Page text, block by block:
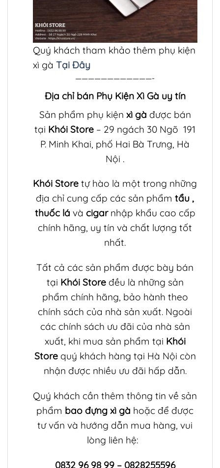
Quý khách tham khảo thêm phụ kiện
xì gà Tại Đây
————————————-
Địa chỉ bán Phụ Kiện Xì Gà uy tín
Sản phẩm phụ kiện xì gà được bán
tại Khói Store – 29 ngách 30 Ngõ 191
P. Minh Khai, phố Hai Bà Trưng, Hà
Nội .
Khói Store tự hào là một trong những
địa chỉ cung cấp các sản phẩmtẩu ,
thuốc lá và cigar nhập khẩu cao cấp
chính hãng, uy tín và chất lượng tốt
nhất.
Tất cả các sản phẩm được bày bán
tại Khói Stoređều là những sản
phẩm chính hãng, bảo hành theo
chính sách của nhà sản xuất. Ngoài
các chính sách ưu đãi của nhà sản
xuất, khi mua sản phẩm tại Khói
Storequý khách hàng tại Hà Nội còn
nhận được nhiều ưu đãi hấp dẫn.
Quý khách cần thêm thông tin về sản
phẩm bao đựng xì gà hoặc để được
tư vấn và hướng dẫn mua hàng, vui
lòng liên hệ:
0832 96 98 99 – 0828255596